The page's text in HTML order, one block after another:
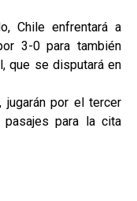
Chile enfrentará a
3-0 para también
que se disputará en
jugarán por el tercer
pasajes para la cita